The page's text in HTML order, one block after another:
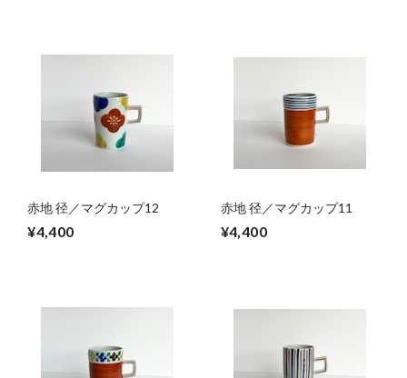
赤地 径／マグカップ12
¥4,400
赤地 径／マグカップ11
¥4,400